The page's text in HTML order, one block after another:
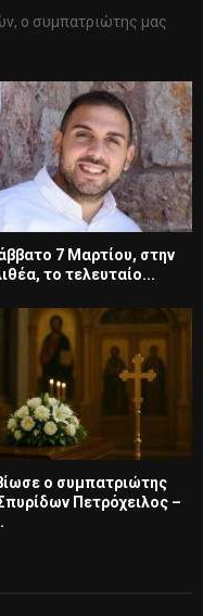
ο συμπατριώτης μας
7 Μαρτίου, στην
το τελευταίο...
ο συμπατριώτης
Πετρόχειλος –